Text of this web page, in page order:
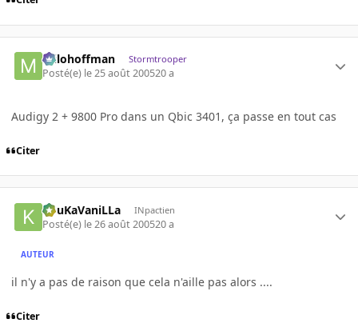
milohoffman Stormtrooper
Posté(e) le 25 août 200520 a
Audigy 2 + 9800 Pro dans un Qbic 3401, ça passe en tout cas
Citer
KouKaVaniLLa INpactien
Posté(e) le 26 août 200520 a
AUTEUR
il n'y a pas de raison que cela n'aille pas alors ....
Citer